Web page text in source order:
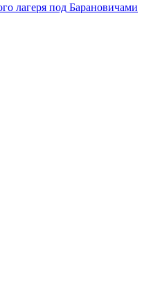
лагеря под Барановичами